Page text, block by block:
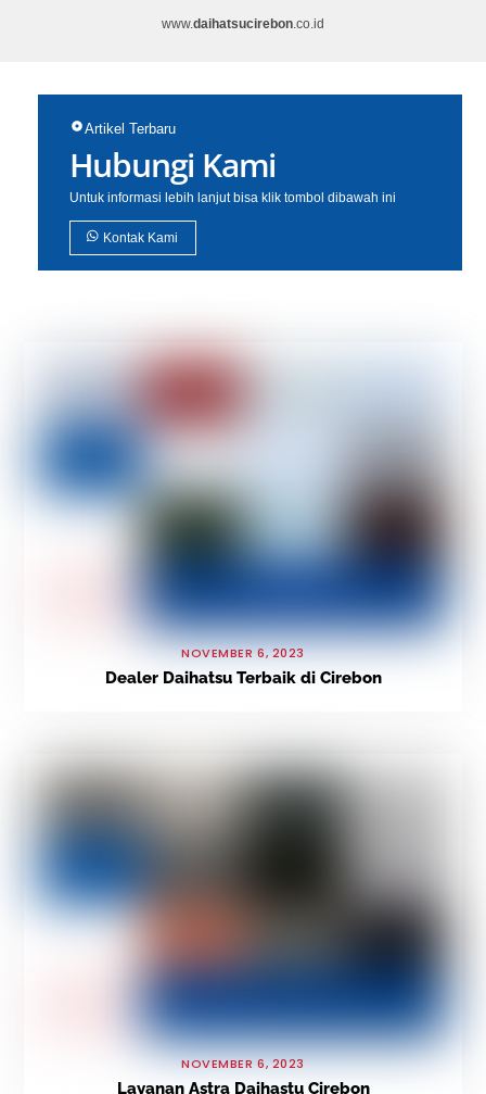
www.daihatsucirebon.co.id
Artikel Terbaru
Hubungi Kami
Untuk informasi lebih lanjut bisa klik tombol dibawah ini
Kontak Kami
NOVEMBER 6, 2023
Dealer Daihatsu Terbaik di Cirebon
NOVEMBER 6, 2023
Layanan Astra Daihastu Cirebon